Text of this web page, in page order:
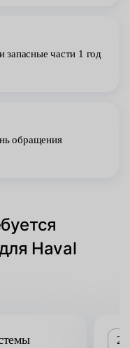
запасные части 1 год
обращения
Haval
2